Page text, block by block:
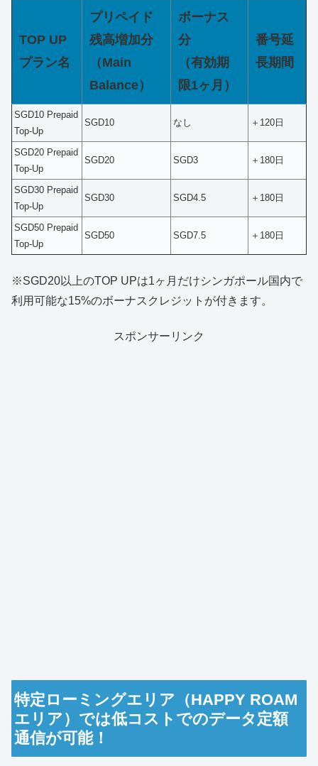
TOP UP
プラン名
プリペイド
残高増加分
（Main
Balance）
ボーナス
分
（有効期
限1ヶ月）
番号延
長期間
SGD10 Prepaid
Top-Up
SGD10 なし ＋120日
SGD20 Prepaid
Top-Up
SGD20 SGD3 ＋180日
SGD30 Prepaid
Top-Up
SGD30 SGD4.5 ＋180日
SGD50 Prepaid
Top-Up
SGD50 SGD7.5 ＋180日
※SGD20以上のTOP UPは1ヶ月だけシンガポール国内で
利用可能な15%のボーナスクレジットが付きます。
スポンサーリンク
特定ローミングエリア（HAPPY ROAM
エリア）では低コストでのデータ定額
通信が可能！